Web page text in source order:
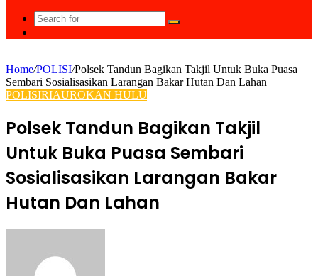
Search
for
Home/POLISI/Polsek Tandun Bagikan Takjil Untuk Buka Puasa
Sembari Sosialisasikan Larangan Bakar Hutan Dan Lahan
POLISIRIAUROKAN HULU
Polsek Tandun Bagikan Takjil
Untuk Buka Puasa Sembari
Sosialisasikan Larangan Bakar
Hutan Dan Lahan